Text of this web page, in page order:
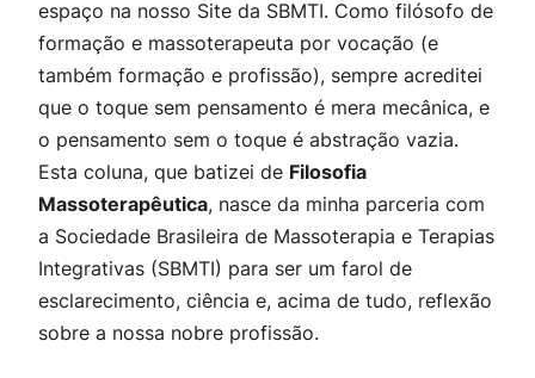
espaço na nosso Site da SBMTI. Como filósofo de
formação e massoterapeuta por vocação (e
também formação e profissão), sempre acreditei
que o toque sem pensamento é mera mecânica, e
o pensamento sem o toque é abstração vazia.
Esta coluna, que batizei de Filosofia
Massoterapêutica, nasce da minha parceria com
a Sociedade Brasileira de Massoterapia e Terapias
Integrativas (SBMTI) para ser um farol de
esclarecimento, ciência e, acima de tudo, reflexão
sobre a nossa nobre profissão.